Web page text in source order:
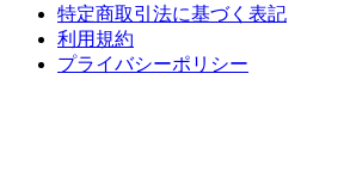
特定商取引法に基づく表記
利用規約
プライバシーポリシー